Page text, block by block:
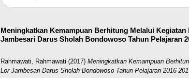
Meningkatkan Kemampuan Berhitung Melalui
Jambesari Darus Sholah Bondowoso Tahun Pelajaran
Rahmawati, Rahmawati (2017) Meningkatkan Kemampuan
Lor Jambesari Darus Sholah Bondowoso Tahun Pelajaran 2016-